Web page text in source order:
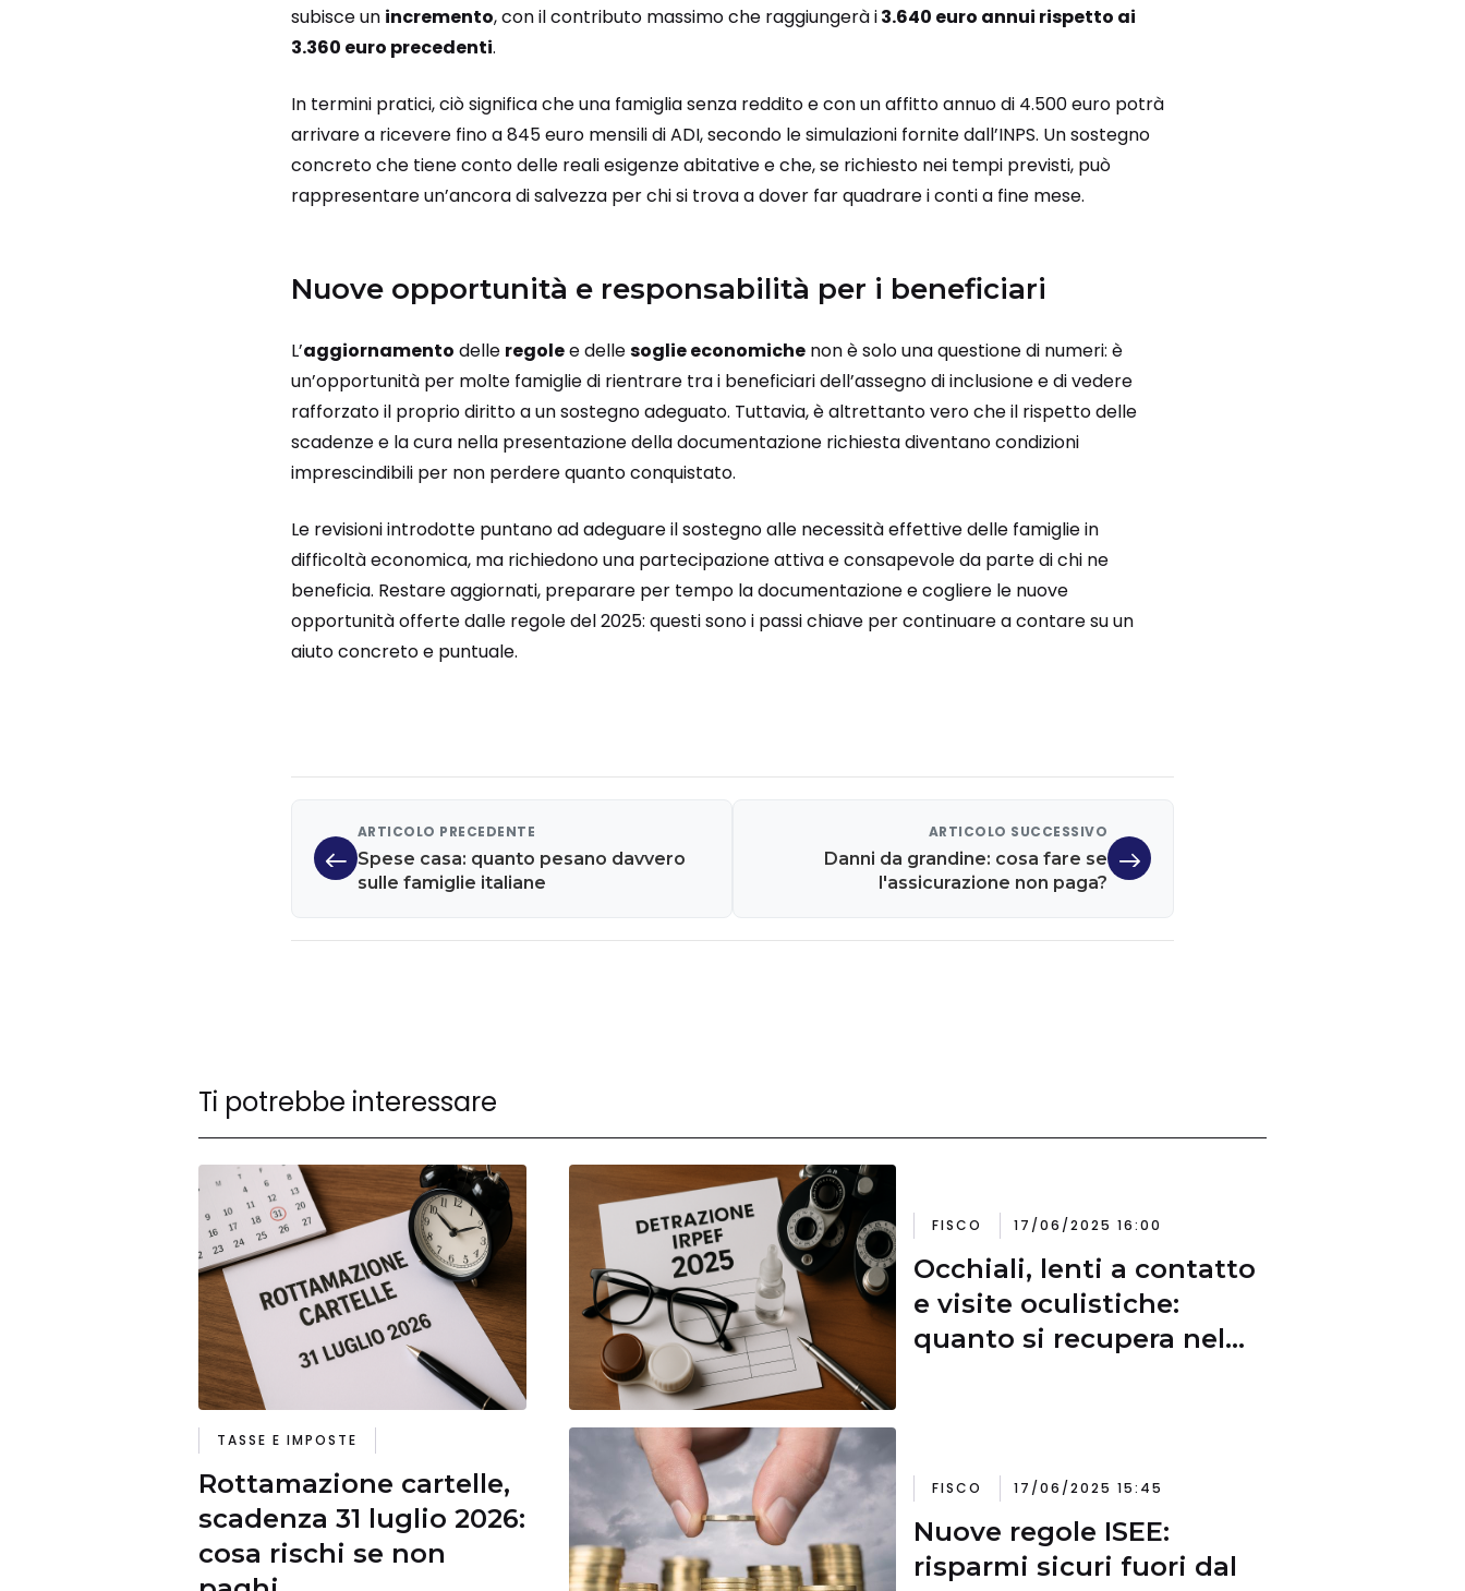
subisce un incremento, con il contributo massimo che raggiungerà i3.640 euro annui rispetto ai
3.360 euro precedenti.
In termini pratici, ciò significa che una famiglia senza reddito e con un affitto annuo di 4.500 euro potrà
arrivare a ricevere fino a 845 euro mensili di ADI, secondo le simulazioni fornite dall’INPS. Un sostegno
concreto che tiene conto delle reali esigenze abitative e che, se richiesto nei tempi previsti, può
rappresentare un’ancora di salvezza per chi si trova a dover far quadrare i conti a fine mese.
Nuove opportunità e responsabilità per i beneficiari
L’aggiornamento delle regolee dellesoglie economichenon è solo una questione di numeri: è
un’opportunità per molte famiglie di rientrare tra i beneficiari dell’assegno di inclusione e di vedere
rafforzato il proprio diritto a un sostegno adeguato. Tuttavia, è altrettanto vero che il rispetto delle
scadenze e la cura nella presentazione della documentazione richiesta diventano condizioni
imprescindibili per non perdere quanto conquistato.
Le revisioni introdotte puntano ad adeguare il sostegno alle necessità effettive delle famiglie in
difficoltà economica, ma richiedono una partecipazione attiva e consapevole da parte di chi ne
beneficia. Restare aggiornati, preparare per tempo la documentazione e cogliere le nuove
opportunità offerte dalle regole del 2025: questi sono i passi chiave per continuare a contare su un
aiuto concreto e puntuale.
ARTICOLO PRECEDENTE
Spese casa: quanto pesano davvero
sulle famiglie italiane
ARTICOLO SUCCESSIVO
Danni da grandine: cosa fare se
l'assicurazione non paga?
Ti potrebbe interessare
TASSE E IMPOSTE
Rottamazione cartelle,
scadenza 31 luglio 2026:
cosa rischi se non
FISCO 17/06/2025 16:00
Occhiali, lenti a contatto
e visite oculistiche:
quanto si recupera nel
FISCO 17/06/2025 15:45
Nuove regole ISEE:
risparmi sicuri fuori dal